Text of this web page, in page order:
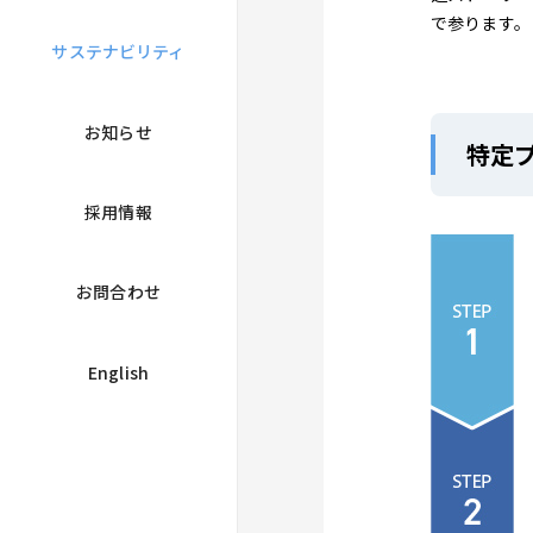
サステナビリティ
お知らせ
採用情報
お問合わせ
English
で参ります。
特定